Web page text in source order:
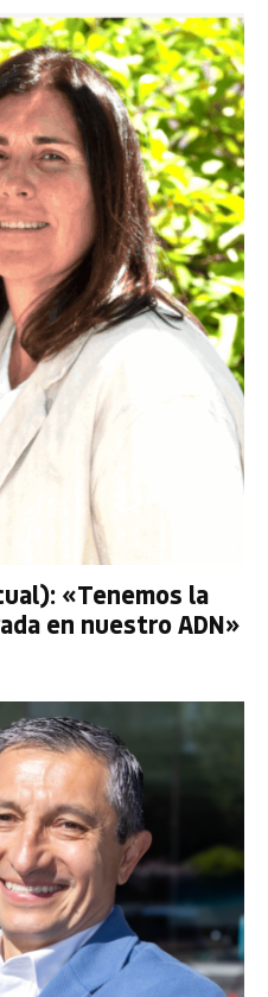
«Tenemos la
en nuestro ADN»